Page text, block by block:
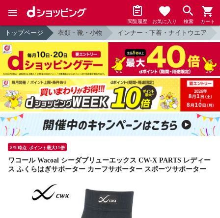
閲覧履歴 お気に入り 検索 カート
トップページ 衣類・靴・小物 インナー・下着・ナイトウエア
8/9 時点_ポイント最大11倍
ワコール Wacoal シーダブリューエックス CW-X PARTS レディー
ス ふくらはぎサポーター カーフサポーター スポーツサポーター